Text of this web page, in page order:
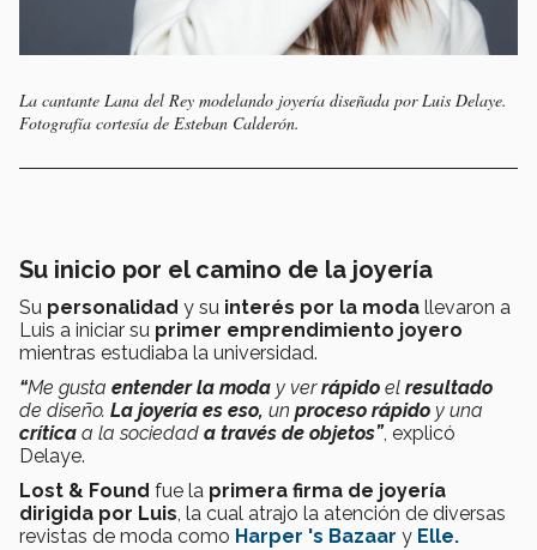
La cantante Lana del Rey modelando joyería diseñada por Luis Delaye.
Fotografía cortesía de Esteban Calderón.
Su inicio por el camino de la joyería
Su personalidad y su interés por la moda llevaron a
Luis a iniciar su primer emprendimiento joyero
mientras estudiaba la universidad.
“Me gusta entender la moda y verrápido el resultado
de diseño. La joyería es eso, un proceso rápido y una
crítica a la sociedad a través de objetos”, explicó
Delaye.
Lost & Found fue la primera firma de joyería
dirigida por Luis, la cual atrajo la atención de diversas
revistas de moda como Harper 's Bazaar y Elle.